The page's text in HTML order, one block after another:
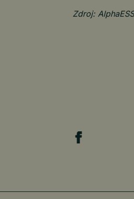
Zdroj: AlphaESS